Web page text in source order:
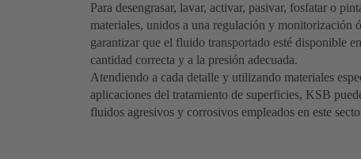
Para desengrasar, lavar, activar, pasivar, fosfatar o
materiales, unidos a una regulación y monitorización
garantizar que el fluido transportado esté disponible
cantidad correcta y a la presión adecuada.
Atendiendo a cada detalle y utilizando materiales
aplicaciones del tratamiento de superficies, KSB
fluidos agresivos y corrosivos empleados en este